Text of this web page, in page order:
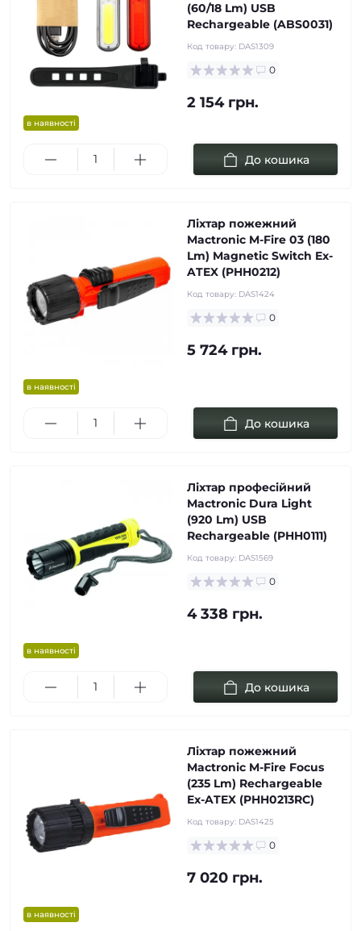
в наявності
(60/18 Lm) USB
Rechargeable (ABS0031)
Код товару: DAS1309
0
2 154 грн.
До кошика
в наявності
Ліхтар пожежний
Mactronic M-Fire 03 (180
Lm) Magnetic Switch Ex-
ATEX (PHH0212)
Код товару: DAS1424
0
5 724 грн.
До кошика
в наявності
Ліхтар професійний
Mactronic Dura Light
(920 Lm) USB
Rechargeable (PHH0111)
Код товару: DAS1569
0
4 338 грн.
До кошика
в наявності
Ліхтар пожежний
Mactronic M-Fire Focus
(235 Lm) Rechargeable
Ex-ATEX (PHH0213RC)
Код товару: DAS1425
0
7 020 грн.